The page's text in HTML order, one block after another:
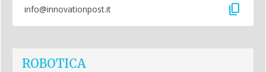
info@innovationpost.it content_copy
ROBOTICA